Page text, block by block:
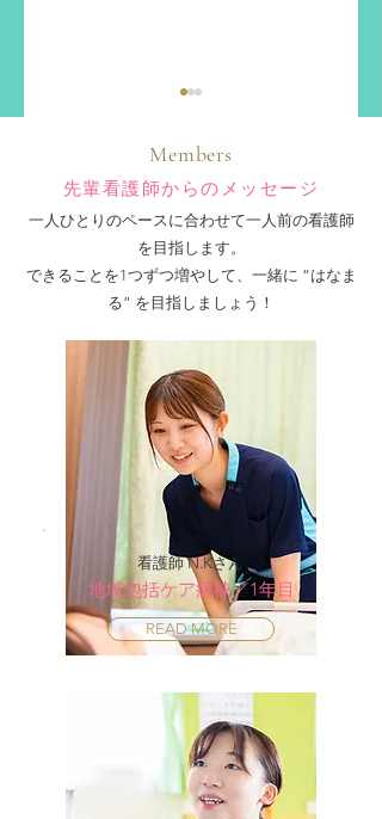
認定看護師増えまし
た✨
Members
先輩看護師からのメッセージ
一人ひとりのペースに合わせて一人前の看護師
を目指します。​
できることを1つずつ増やして、一緒に “はなま
る” を目指しましょう！​
看護師 N.Kさん
地域包括ケア病棟／1年目
READ MORE